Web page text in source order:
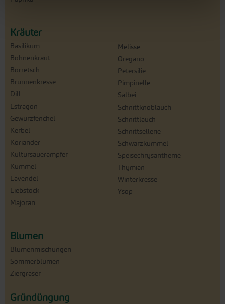
Kräuter
Basilikum
Bohnenkraut
Borretsch
Brunnenkresse
Dill
Estragon
Gewürzfenchel
Kerbel
Koriander
Kultursauerampfer
Kümmel
Lavendel
Liebstock
Majoran
Melisse
Oregano
Petersilie
Pimpinelle
Salbei
Schnittknoblauch
Schnittlauch
Schnittsellerie
Schwarzkümmel
Speisechrysantheme
Thymian
Winterkresse
Ysop
Blumen
Blumenmischungen
Sommerblumen
Ziergräser
Gründüngung